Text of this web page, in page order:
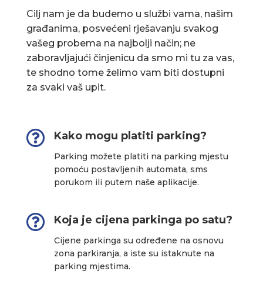
Cilj nam je da budemo u službi vama, našim
građanima, posvećeni rješavanju svakog
vašeg probema na najbolji način; ne
zaboravljajući činjenicu da smo mi tu za vas,
te shodno tome želimo vam biti dostupni
za svaki vaš upit.
 Kako mogu platiti parking?
Parking možete platiti na parking mjestu
pomoću postavljenih automata, sms
porukom ili putem naše aplikacije.
 Koja je cijena parkinga po satu?
Cijene parkinga su određene na osnovu
zona parkiranja, a iste su istaknute na
parking mjestima.